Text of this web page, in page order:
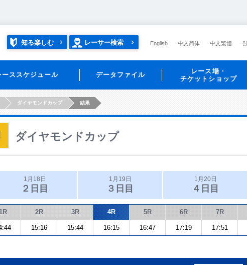
知る楽しむ レーサー検索 English 中文简体 中文繁體
ーススケジュール データファイル
レース場・
チケットショップ
ダイヤモンドカップ 結果
ダイヤモンドカップ
1月18日
２日目
1月19日
３日目
1月20日
４日目
2R 3R 4R 5R 6R 7R
15:16 15:44 16:15 16:47 17:19 17:51